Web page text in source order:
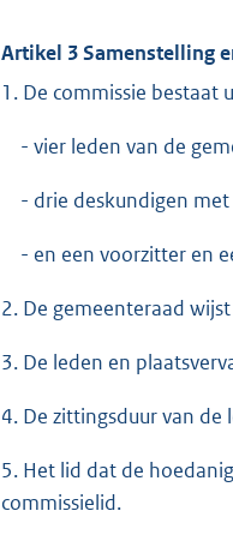
Artikel 3 Samenstelling
1. De commissie bestaat
- vier leden van de
- drie deskundigen met
- en een voorzitter en
2. De gemeenteraad
3. De leden en
4. De zittingsduur van
5. Het lid dat de
commissielid.